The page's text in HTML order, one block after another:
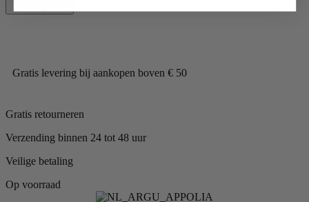
Gratis levering bij aankopen boven € 50
Gratis retourneren
Verzending binnen 24 tot 48 uur
Veilige betaling
Op voorraad